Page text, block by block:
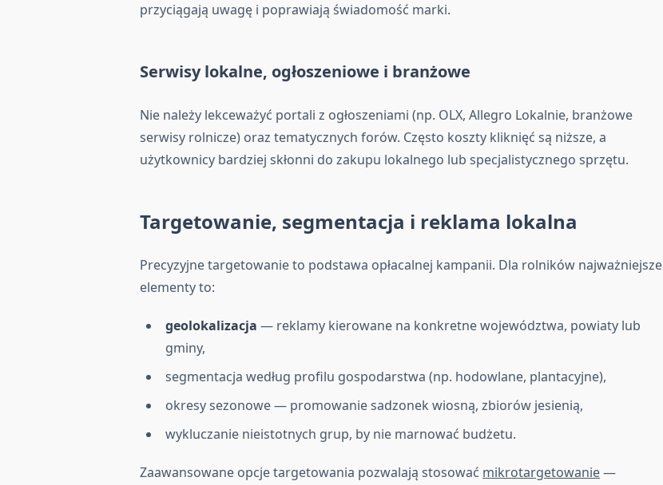
przyciągają uwagę i poprawiają świadomość marki.
Serwisy lokalne, ogłoszeniowe i branżowe
Nie należy lekceważyć portali z ogłoszeniami (np. OLX, Allegro Lokalnie, branżowe
serwisy rolnicze) oraz tematycznych forów. Często koszty kliknięć są niższe, a
użytkownicy bardziej skłonni do zakupu lokalnego lub specjalistycznego sprzętu.
Targetowanie, segmentacja i reklama lokalna
Precyzyjne targetowanie to podstawa opłacalnej kampanii. Dla rolników najważniejsze
elementy to:
geolokalizacja — reklamy kierowane na konkretne województwa, powiaty lub
gminy,
segmentacja według profilu gospodarstwa (np. hodowlane, plantacyjne),
okresy sezonowe — promowanie sadzonek wiosną, zbiorów jesienią,
wykluczanie nieistotnych grup, by nie marnować budżetu.
Zaawansowane opcje targetowania pozwalają stosować mikrotargetowanie—